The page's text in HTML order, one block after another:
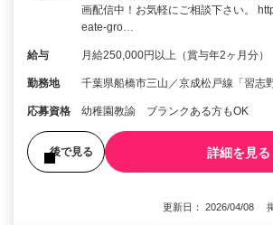
画配信中！お気軽にご相談下さい。
eate-gro…
給与 月給250,000円以上（賞与年2ヶ月分）
勤務地 千葉県船橋市三山／京成松戸線「習志
応募資格 幼稚園教諭 ブランクある方もOK
後で見る 詳細を見る
更新日： 2026/04/08